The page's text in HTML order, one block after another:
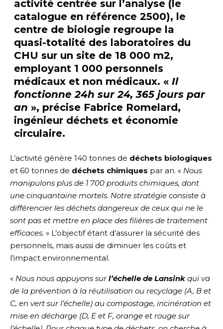
activité centrée sur l’analyse (le
catalogue en référence 2500), le
centre de biologie regroupe la
quasi-totalité des laboratoires du
CHU sur un site de 18 000 m2,
employant 1 000 personnels
médicaux et non médicaux. « Il
fonctionne 24h sur 24, 365 jours par
an », précise Fabrice Romelard,
ingénieur déchets et économie
circulaire.
L’activité génère 140 tonnes de déchets biologiques
et 60 tonnes de déchets chimiques par an. « Nous
manipulons plus de 1 700 produits chimiques, dont
une cinquantaine mortels. Notre stratégie consiste à
différencier les déchets dangereux de ceux qui ne le
sont pas et mettre en place des filières de traitement
efficaces. » L’objectif étant d’assurer la sécurité des
personnels, mais aussi de diminuer les coûts et
l’impact environnemental.
« Nous nous appuyons surl’échelle de Lansinkqui va
de la prévention à la réutilisation ou recyclage (A, B et
C, en vert sur l’échelle) au compostage, incinération et
mise en décharge (D, E et F, orange et rouge sur